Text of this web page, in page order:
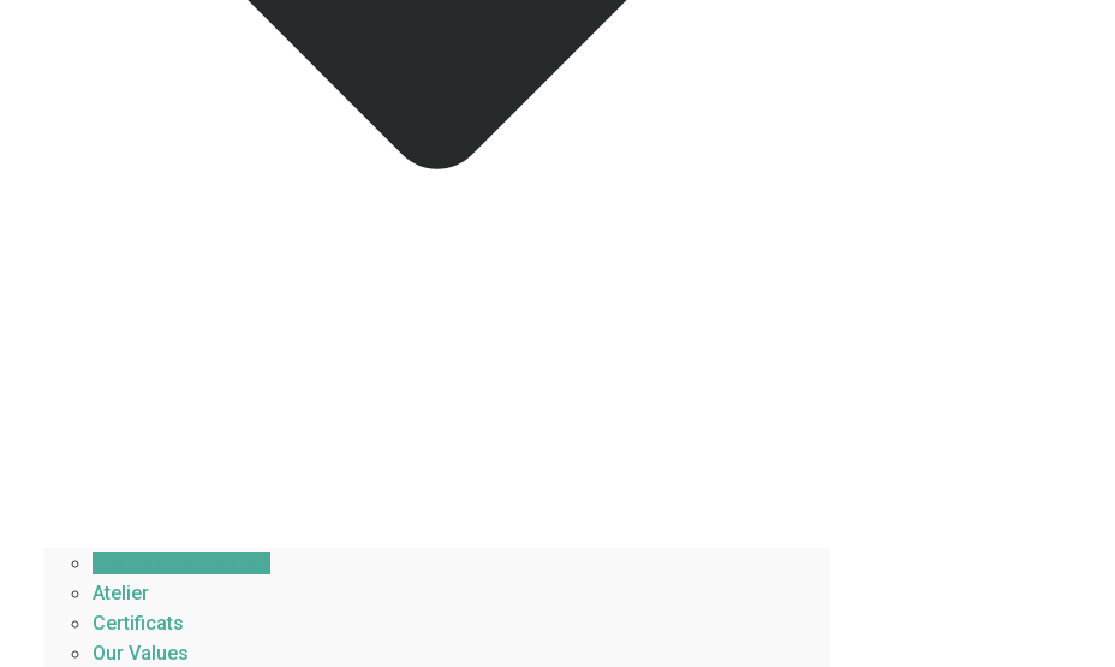
Atelier
Certificats
Our Values